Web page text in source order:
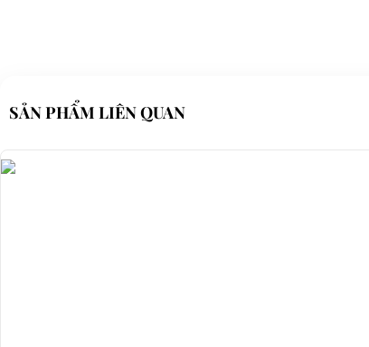
SẢN PHẨM LIÊN QUAN